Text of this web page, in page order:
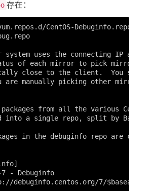
存在：
CentOS-Debuginfo.repo
system uses the connecting IP
of each mirror to pick mirrors
close to the client.  You should
are manually picking other mirrors.
from all the various
into a single repo, split by
in the debuginfo repo are
7 - Debuginfo
debuginfo.centos.org/7/$basearch/